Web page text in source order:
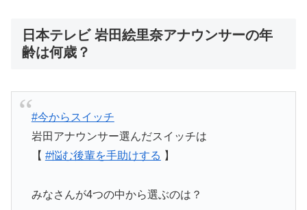
日本テレビ 岩田絵里奈アナウンサーの年
齢は何歳？
#今からスイッチ
岩田アナウンサー選んだスイッチは
【 #悩む後輩を手助けする 】
みなさんが4つの中から選ぶのは？